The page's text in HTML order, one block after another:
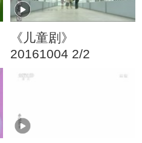
《儿童剧》
20161004 2/2